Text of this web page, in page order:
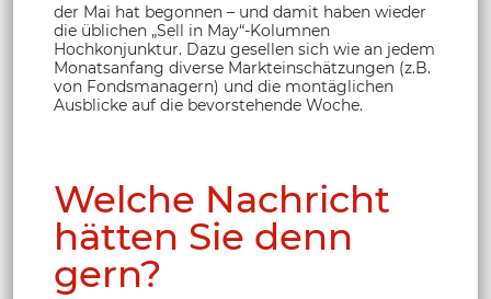
der Mai hat begonnen – und damit haben wieder
die üblichen „Sell in May“-Kolumnen
Hochkonjunktur. Dazu gesellen sich wie an jedem
Monatsanfang diverse Markteinschätzungen (z.B.
von Fondsmanagern) und die montäglichen
Ausblicke auf die bevorstehende Woche.
Welche Nachricht
hätten Sie denn
gern?